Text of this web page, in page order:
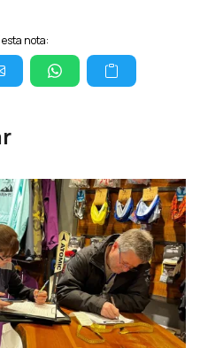
nota: